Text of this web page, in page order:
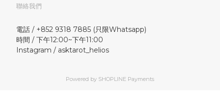
聯絡我們
電話 / +852 9318 7885 (只限Whatsapp)
時間 / 下午12:00~下午11:00
Instagram / asktarot_helios
Powered by SHOPLINE Payments